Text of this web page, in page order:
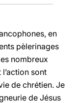
en
pèlerinages
nombreux
sont
de chrétien. Je
de Jésus